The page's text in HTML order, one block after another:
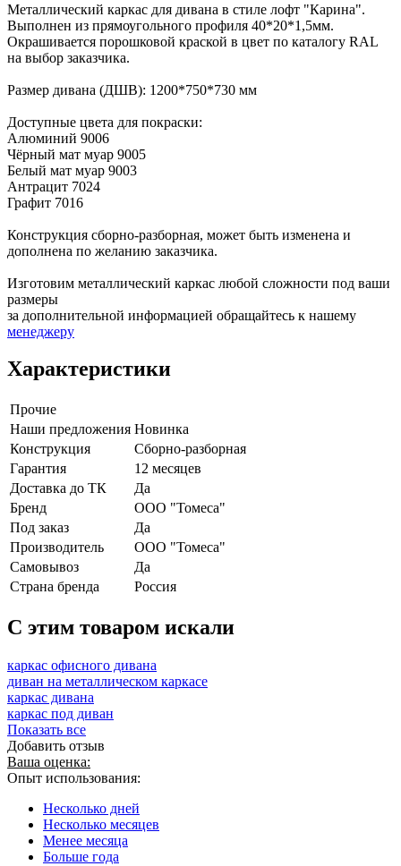
Металлический каркас для дивана в стиле лофт "Карина".
Выполнен из прямоугольного профиля 40*20*1,5мм.
Окрашивается порошковой краской в цвет по каталогу RAL
на выбор заказчика.
Размер дивана (ДШВ): 1200*750*730 мм
Доступные цвета для покраски:
Алюминий 9006
Чёрный мат муар 9005
Белый мат муар 9003
Антрацит 7024
Графит 7016
Конструкция сборно-разборная, может быть изменена и
дополнена по желанию заказчика.
Изготовим металлический каркас любой сложности под ваши
размеры
за дополнительной информацией обращайтесь к нашему
менеджеру
Характеристики
Прочие
Наши предложения Новинка
Конструкция
Сборно-разборная
Гарантия
12 месяцев
Доставка до ТК
Да
Бренд
ООО "Томеса"
Под заказ
Да
Производитель
ООО "Томеса"
Самовывоз
Да
Страна бренда
Россия
C этим товаром искали
каркас офисного дивана
диван на металлическом каркасе
каркас дивана
каркас под диван
Показать все
Добавить отзыв
Ваша оценка:
Опыт использования:
Несколько дней
Несколько месяцев
Менее месяца
Больше года